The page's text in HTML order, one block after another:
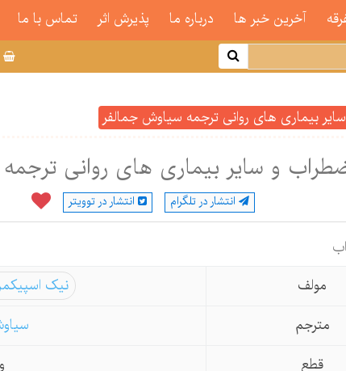
آخرین خبر ها درباره ما پذیرش اثر تماس با ما
بیماری های روانی ترجمه سیاوش جمالفر
و سایر بیماری های روانی
انتشار در تلگرام انتشار در توویتر
مولف
نیک
مترجم
قطع